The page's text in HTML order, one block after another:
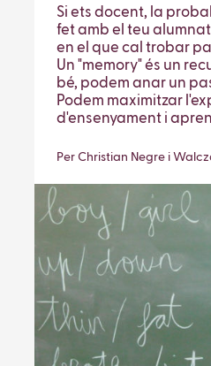
Si ets docent, la
fet amb el teu
en el que cal trobar
Un "memory" és un
bé, podem anar un
Podem maximitzar
d'ensenyament i
Per Christian Negre i